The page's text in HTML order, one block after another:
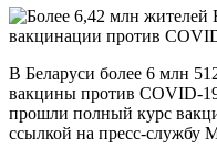
В Беларуси более 6 млн
вакцины против COVID-
прошли полный курс
ссылкой на пресс-службу